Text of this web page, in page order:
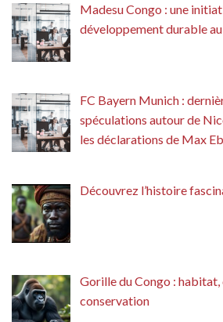
Madesu Congo : une
développement durable
FC Bayern Munich :
spéculations autour de
les déclarations de Max
Découvrez l’histoire
Gorille du Congo :
conservation